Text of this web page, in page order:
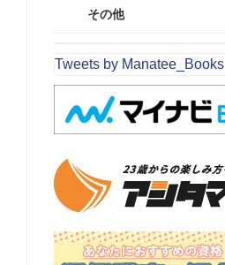
その他
Tweets by Manatee_Books